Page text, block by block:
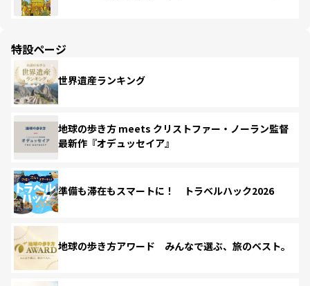
特設ページ
世界遺産ランキング
地球の歩き方 meets クリストファー・ノーラン監督
最新作『オデュッセイア』
準備も滞在もスマートに！ トラベルハック2026
地球の歩き方アワード みんなで選ぶ、旅のベスト。